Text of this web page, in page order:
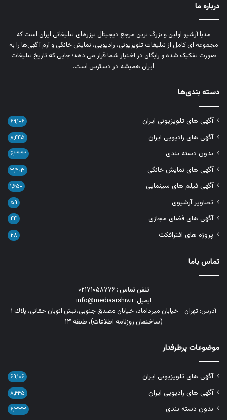
درباره ما
مدیا آرشیو اولین و بزرگ‌ ترین مرجع دیجیتال تیزرهای تبلیغاتی ایران است که
مجموعه‌ ای کامل از تبلیغات تلویزیونی، رادیویی، نمایش خانگی و آرم‌ آگهی‌ها را به‌
صورت تفکیک‌ شده و رایگان در اختیار شما قرار می‌ دهد؛ جایی که تاریخ تبلیغات
ایران همیشه در دسترس است.
دسته بندی‌ها
آگهی های تلویزیونی ایران ۶۹,۱۰۶
آگهی های رادیویی ایران ۸,۴۴۵
بدون دسته بندی ۶,۳۳۳
آگهی های نمایش خانگی ۳,۴۰۳
آگهی فیلم های سینمایی ۱,۶۵۰
تصاویر آرشیوی ۵۹
آگهی های فضای مجازی ۴۴
پروژه های افترافکت ۲۸
تماس باما
تلفن تماس : ۰۲۱۷۱۰۵۸۷۷۶
ایمیل: info@mediaarshiv.ir
آدرس: تهران - خیابان میرداماد، خیابان مصدق جنوبی،نبش اتوبان حقانی، پلاك ١
(ساختمان روزنامه اطلاعات)، طبقه ۱۳
موضوعات پرطرفدار
آگهی های تلویزیونی ایران ۶۹,۱۰۶
آگهی های رادیویی ایران ۸,۴۴۵
بدون دسته بندی ۶,۳۳۳